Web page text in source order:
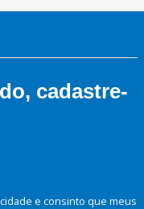
cadastre-
e consinto que meus